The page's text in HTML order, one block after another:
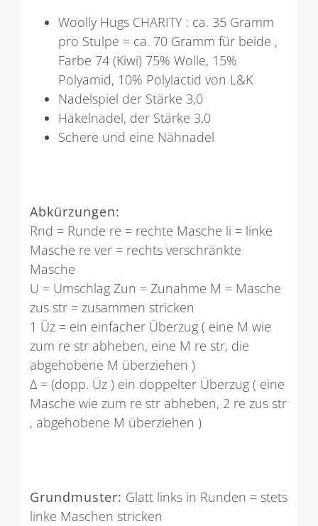
Woolly Hugs CHARITY : ca. 35 Gramm
pro Stulpe = ca. 70 Gramm für beide ,
Farbe 74 (Kiwi) 75% Wolle, 15%
Polyamid, 10% Polylactid von L&K
Nadelspiel der Stärke 3,0
Häkelnadel, der Stärke 3,0
Schere und eine Nähnadel
Abkürzungen:
Rnd = Runde re = rechte Masche li = linke
Masche re ver = rechts verschränkte
Masche
U = Umschlag Zun = Zunahme M = Masche
zus str = zusammen stricken
1 Üz = ein einfacher Überzug ( eine M wie
zum re str abheben, eine M re str, die
abgehobene M überziehen )
∆ = (dopp. Üz ) ein doppelter Überzug ( eine
Masche wie zum re str abheben, 2 re zus str
, abgehobene M überziehen )
Grundmuster: Glatt links in Runden = stets
linke Maschen stricken